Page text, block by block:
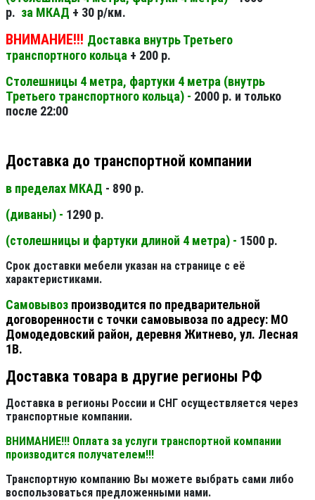
р. за МКАД + 30 р/км.
ВНИМАНИЕ!!! Доставка внутрь Третьего
транспортного кольца + 200 р.
Столешницы 4 метра, фартуки 4 метра (внутрь
Третьего транспортного кольца) - 2000 р. и только
после 22:00
Доставка до транспортной компании
в пределах МКАД - 890 р.
(диваны) - 1290 р.
(столешницы и фартуки длиной 4 метра) - 1500 р.
Срок доставки мебели указан на странице с её
характеристиками.
Самовывоз производится по предварительной
договоренности с точки самовывоза по адресу: МО
Домодедовский район, деревня Житнево, ул. Лесная
1В.
Доставка товара в другие регионы РФ
Доставка в регионы России и СНГ осуществляется через
транспортные компании.
ВНИМАНИЕ!!! Оплата за услуги транспортной компании
производится получателем!!!
Транспортную компанию Вы можете выбрать сами либо
воспользоваться предложенными нами.